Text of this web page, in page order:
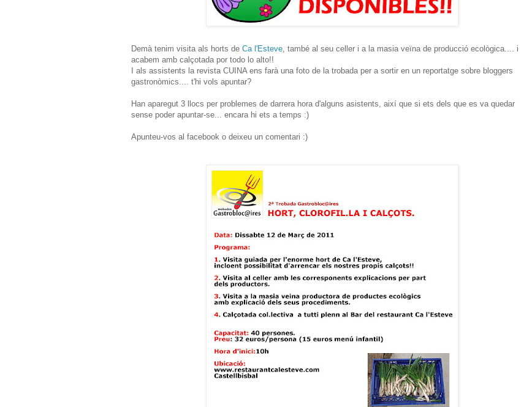
Demà tenim visita als horts de Ca l'Esteve , també al seu celler i a la masia veïna de producció ecològica.... i
acabem amb calçotada por todo lo alto!!
I als assistents la revista CUINA ens farà una foto de la trobada per a sortir en un reportatge sobre bloggers
gastronòmics.... t'hi vols apuntar?
Han aparegut 3 llocs per problemes de darrera hora d'alguns asistents, així que si ets dels que es va quedar
sense poder apuntar-se... encara hi ets a temps :)
Apunteu-vos al facebook o deixeu un comentari :)